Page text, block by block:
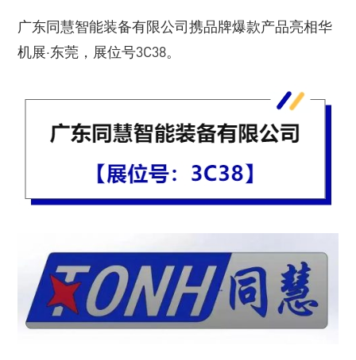
广东同慧智能装备有限公司携品牌爆款产品亮相华
机展·东莞，展位号3C38。